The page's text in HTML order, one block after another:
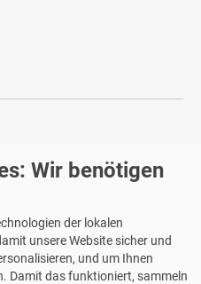
und Postfilialen
Wir benötigen
der lokalen
unsere Website sicher und
und um Ihnen
Damit das funktioniert, sammeln